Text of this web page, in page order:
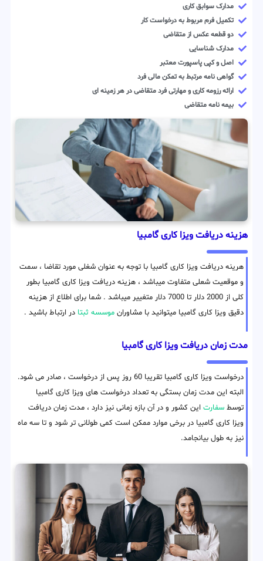
مدارک سوابق کاری
تکمیل فرم مربوط به درخواست کار
دو قطعه عکس از متقاضی
مدارک شناسایی
اصل و کپی پاسپورت معتبر
گواهی نامه مرتبط به تمکن مالی فرد
ارائه رزومه کاری و مهارتی فرد متقاضی در هر زمینه ای
بیمه نامه متقاضی
هزینه دریافت ویزا کاری گامبیا
هرینه دریافت ویزا کاری گامبیا با توجه به عنوان شغلی مورد تقاضا ، سمت
و موقعیت شعلی متفاوت میباشد ، هزینه دریافت ویزا کاری گامبیا بطور
کلی از 2000 دلار تا 7000 دلار متغییر میباشد . شما برای اطلاع از هزینه
دقیق ویزا کاری گامبیا میتوانید با مشاوران موسسه ثبتا در ارتباط باشید .
مدت زمان دریافت ویزا کاری گامبیا
درخواست ویزا کاری گامبیا تقریبا 60 روز پس از درخواست ، صادر می شود.
البته این مدت زمان بستگی به تعداد درخواست های ویزا کاری گامبیا
توسط سفارت این کشور و در آن بازه زمانی نیز دارد ، مدت زمان دریافت
ویزا کاری گامبیا در برخی موارد ممکن است کمی طولانی تر شود و تا سه ماه
نیز به طول بیانجامد.